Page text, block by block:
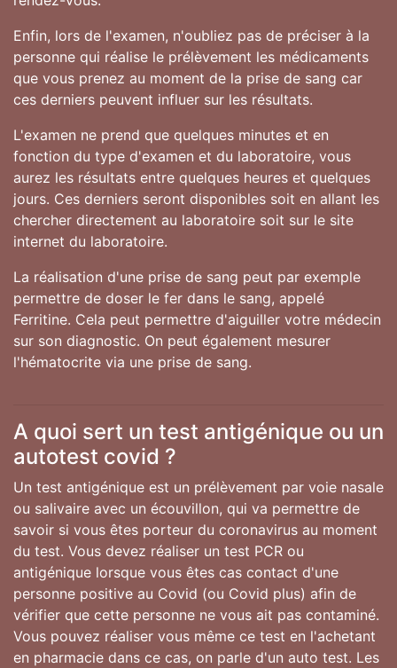
Enfin, lors de l'examen, n'oubliez pas de préciser à la
personne qui réalise le prélèvement les médicaments
que vous prenez au moment de la prise de sang car
ces derniers peuvent influer sur les résultats.
L'examen ne prend que quelques minutes et en
fonction du type d'examen et du laboratoire, vous
aurez les résultats entre quelques heures et quelques
jours. Ces derniers seront disponibles soit en allant les
chercher directement au laboratoire soit sur le site
internet du laboratoire.
La réalisation d'une prise de sang peut par exemple
permettre de doser le fer dans le sang, appelé
Ferritine. Cela peut permettre d'aiguiller votre médecin
sur son diagnostic. On peut également mesurer
l'hématocrite via une prise de sang.
A quoi sert un test antigénique ou un
autotest covid ?
Un test antigénique est un prélèvement par voie nasale
ou salivaire avec un écouvillon, qui va permettre de
savoir si vous êtes porteur du coronavirus au moment
du test. Vous devez réaliser un test PCR ou
antigénique lorsque vous êtes cas contact d'une
personne positive au Covid (ou Covid plus) afin de
vérifier que cette personne ne vous ait pas contaminé.
Vous pouvez réaliser vous même ce test en l'achetant
en pharmacie dans ce cas, on parle d'un auto test. Les